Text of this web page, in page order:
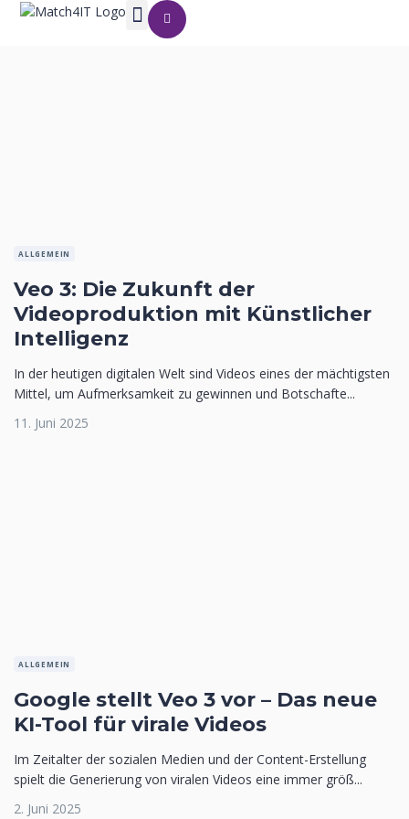
ALLGEMEIN
Veo 3: Die Zukunft der
Videoproduktion mit Künstlicher
Intelligenz
In der heutigen digitalen Welt sind Videos eines der mächtigsten
Mittel, um Aufmerksamkeit zu gewinnen und Botschafte...
11. Juni 2025
ALLGEMEIN
Google stellt Veo 3 vor – Das neue
KI-Tool für virale Videos
Im Zeitalter der sozialen Medien und der Content-Erstellung
spielt die Generierung von viralen Videos eine immer größ...
2. Juni 2025